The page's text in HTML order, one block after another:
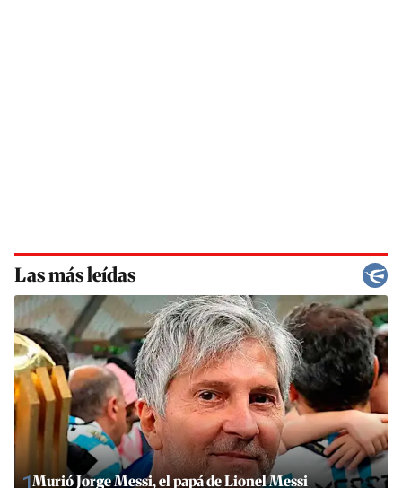
Las más leídas
Murió Jorge Messi, el papá de Lionel Messi